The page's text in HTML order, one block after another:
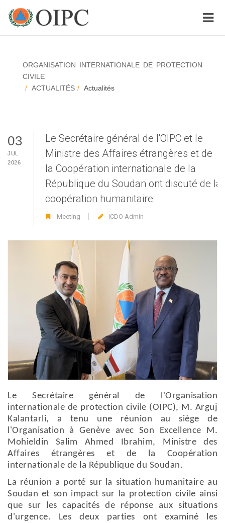
ORGANISATION INTERNATIONALE DE PROTECTION
CIVILE
ACTUALITÉS
Actualités
03
JUL
2026
Le Secrétaire général de l'OIPC et le
Ministre des Affaires étrangères et de
la Coopération internationale de la
République du Soudan ont discuté de la
coopération humanitaire
Meeting ICDO Admin
Le Secrétaire général de l'Organisation
internationale de protection civile (OIPC), M. Arguj
Kalantarli, a tenu une réunion au siège de
l'Organisation à Genève avec Son Excellence M.
Mohieldin Salim Ahmed Ibrahim, Ministre des
Affaires étrangères et de la Coopération
internationale de la République du Soudan.
La réunion a porté sur la situation humanitaire au
Soudan et son impact sur la protection civile ainsi
que sur les capacités de réponse aux situations
d'urgence. Les deux parties ont examiné les